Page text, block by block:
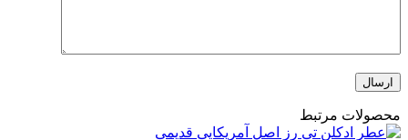
محصولات مرتبط